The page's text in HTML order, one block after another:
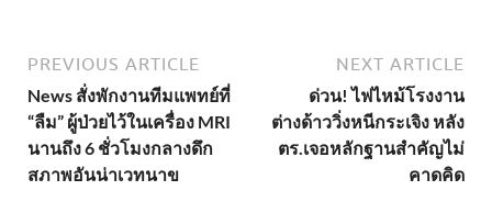
PREVIOUS ARTICLE
News สั่งพักงานทีมแพทย์ที่
“ลืม” ผู้ป่วยไว้ในเครื่อง MRI
นานถึง 6 ชั่วโมงกลางดึก
สภาพอันน่าเวทนาข
NEXT ARTICLE
ด่วน! ไฟไหม้โรงงาน
ต่างด้าววิ่งหนีกระเจิง หลัง
ตร.เจอหลักฐานสำคัญไม่
คาดคิด